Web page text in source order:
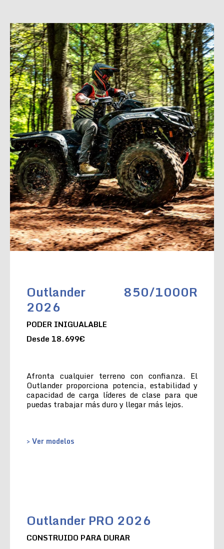
Outlander 850/1000R
2026
PODER INIGUALABLE
Desde 18.699€
Afronta cualquier terreno con confianza. El
Outlander proporciona potencia, estabilidad y
capacidad de carga líderes de clase para que
puedas trabajar más duro y llegar más lejos.
> Ver modelos
Outlander PRO 2026
CONSTRUIDO PARA DURAR